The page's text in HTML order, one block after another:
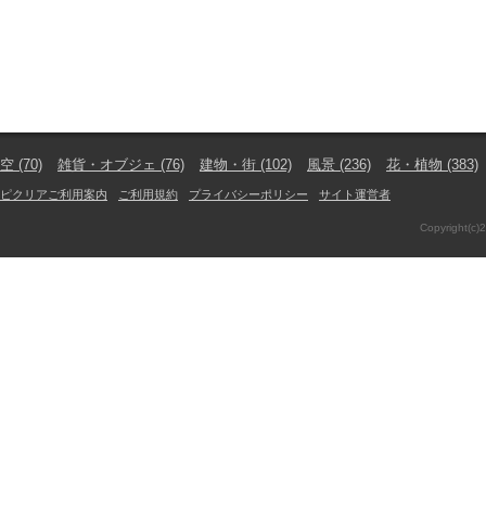
空 (70) 雑貨・オブジェ (76) 建物・街 (102) 風景 (236) 花・植物 (383)
ピクリアご利用案内 ご利用規約 プライバシーポリシー サイト運営者